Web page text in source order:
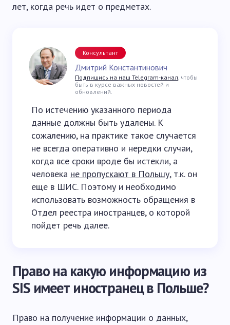
лет, когда речь идет о предметах.
Консультант
Дмитрий Константинович
Подпишись на наш Telegram-канал, чтобы
быть в курсе важных новостей и
обновлений.
По истечению указанного периода
данные должны быть удалены. К
сожалению, на практике такое случается
не всегда оперативно и нередки случаи,
когда все сроки вроде бы истекли, а
человека не пропускают в Польшу, т.к. он
еще в ШИС. Поэтому и необходимо
использовать возможность обращения в
Отдел реестра иностранцев, о которой
пойдет речь далее.
Право на какую информацию из
SIS имеет иностранец в Польше?
Право на получение информации о данных,